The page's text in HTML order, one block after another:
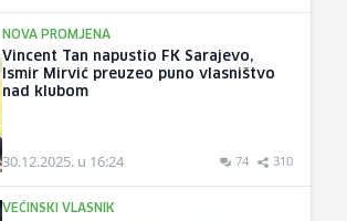
NOVA PROMJENA
Vincent Tan napustio FK Sarajevo,
Ismir Mirvić preuzeo puno vlasništvo
nad klubom
30.12.2025. u 16:24 74 310
VEĆINSKI VLASNIK